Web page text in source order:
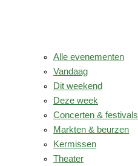
Alle evenementen
Vandaag
Dit weekend
Deze week
Concerten & festivals
Markten & beurzen
Kermissen
Theater